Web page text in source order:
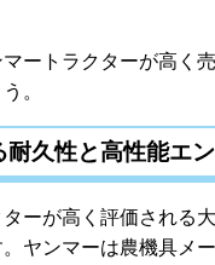
ートラクターが高く
。
耐久性と高性能エ
ーが高く評価される
ヤンマーは農機具メ